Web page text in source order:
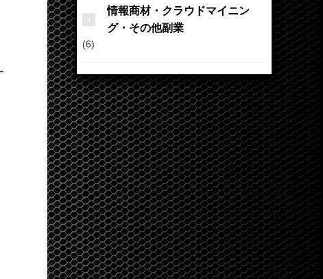
情報商材・クラウドマイニン
グ・その他副業
(6)